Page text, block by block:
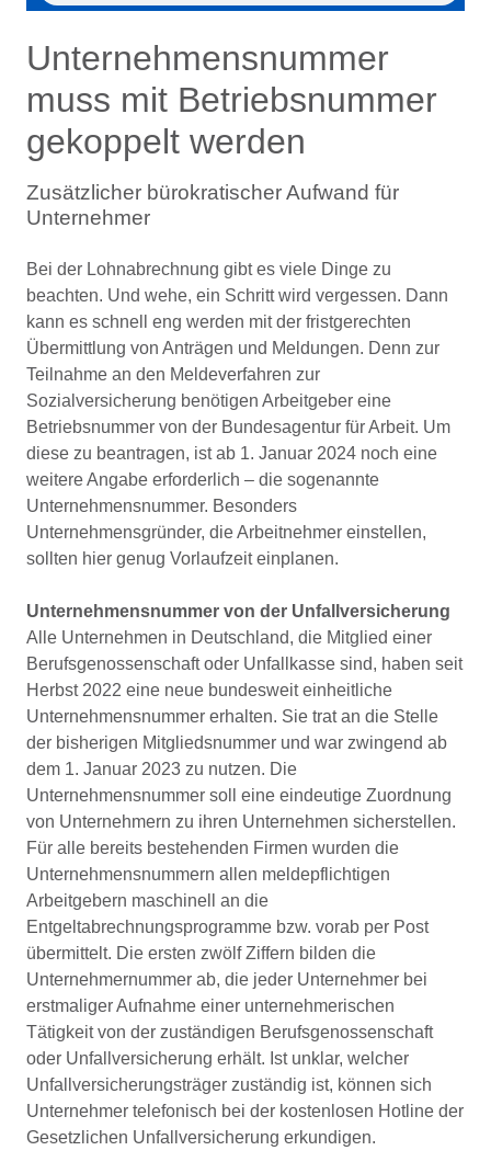
Unternehmensnummer
muss mit Betriebsnummer
gekoppelt werden
Zusätzlicher bürokratischer Aufwand für
Unternehmer
Bei der Lohnabrechnung gibt es viele Dinge zu
beachten. Und wehe, ein Schritt wird vergessen. Dann
kann es schnell eng werden mit der fristgerechten
Übermittlung von Anträgen und Meldungen. Denn zur
Teilnahme an den Meldeverfahren zur
Sozialversicherung benötigen Arbeitgeber eine
Betriebsnummer von der Bundesagentur für Arbeit. Um
diese zu beantragen, ist ab 1. Januar 2024 noch eine
weitere Angabe erforderlich – die sogenannte
Unternehmensnummer. Besonders
Unternehmensgründer, die Arbeitnehmer einstellen,
sollten hier genug Vorlaufzeit einplanen.
Unternehmensnummer von der Unfallversicherung
Alle Unternehmen in Deutschland, die Mitglied einer
Berufsgenossenschaft oder Unfallkasse sind, haben seit
Herbst 2022 eine neue bundesweit einheitliche
Unternehmensnummer erhalten. Sie trat an die Stelle
der bisherigen Mitgliedsnummer und war zwingend ab
dem 1. Januar 2023 zu nutzen. Die
Unternehmensnummer soll eine eindeutige Zuordnung
von Unternehmern zu ihren Unternehmen sicherstellen.
Für alle bereits bestehenden Firmen wurden die
Unternehmensnummern allen meldepflichtigen
Arbeitgebern maschinell an die
Entgeltabrechnungsprogramme bzw. vorab per Post
übermittelt. Die ersten zwölf Ziffern bilden die
Unternehmernummer ab, die jeder Unternehmer bei
erstmaliger Aufnahme einer unternehmerischen
Tätigkeit von der zuständigen Berufsgenossenschaft
oder Unfallversicherung erhält. Ist unklar, welcher
Unfallversicherungsträger zuständig ist, können sich
Unternehmer telefonisch bei der kostenlosen Hotline der
Gesetzlichen Unfallversicherung erkundigen.